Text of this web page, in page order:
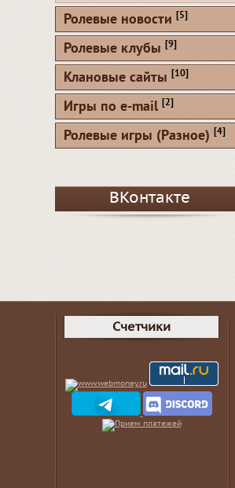
Ролевые новости [5]
Ролевые клубы [9]
Клановые сайты [10]
Игры по e-mail [2]
Ролевые игры (Разное) [4]
ВКонтакте
Счетчики